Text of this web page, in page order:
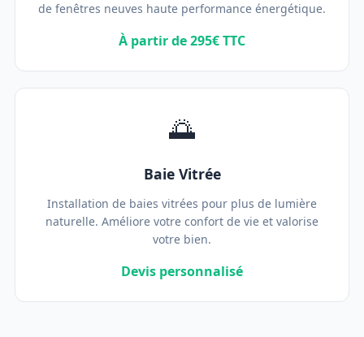
de fenêtres neuves haute performance énergétique.
À partir de 295€ TTC
🌅
Baie Vitrée
Installation de baies vitrées pour plus de lumière
naturelle. Améliore votre confort de vie et valorise
votre bien.
Devis personnalisé